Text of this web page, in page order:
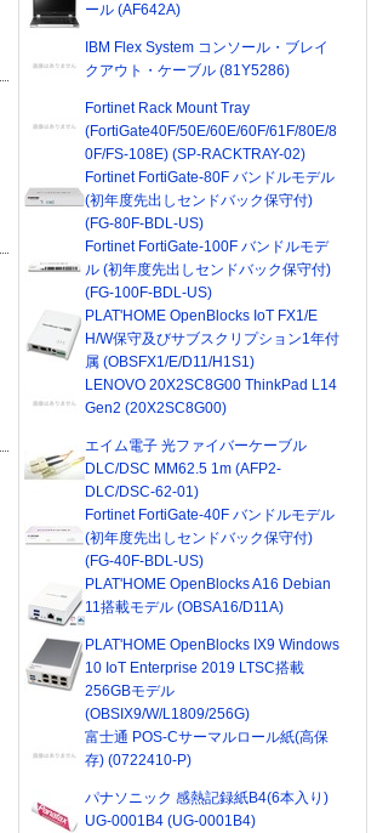
ール (AF642A)
IBM Flex System コンソール・ブレイ
クアウト・ケーブル (81Y5286)
Fortinet Rack Mount Tray
(FortiGate40F/50E/60E/60F/61F/80E/8
0F/FS-108E) (SP-RACKTRAY-02)
Fortinet FortiGate-80F バンドルモデル
(初年度先出しセンドバック保守付)
(FG-80F-BDL-US)
Fortinet FortiGate-100F バンドルモデ
ル (初年度先出しセンドバック保守付)
(FG-100F-BDL-US)
PLAT'HOME OpenBlocks IoT FX1/E
H/W保守及びサブスクリプション1年付
属 (OBSFX1/E/D11/H1S1)
LENOVO 20X2SC8G00 ThinkPad L14
Gen2 (20X2SC8G00)
エイム電子 光ファイバーケーブル
DLC/DSC MM62.5 1m (AFP2-
DLC/DSC-62-01)
Fortinet FortiGate-40F バンドルモデル
(初年度先出しセンドバック保守付)
(FG-40F-BDL-US)
PLAT'HOME OpenBlocks A16 Debian
11搭載モデル (OBSA16/D11A)
PLAT'HOME OpenBlocks IX9 Windows
10 IoT Enterprise 2019 LTSC搭載
256GBモデル
(OBSIX9/W/L1809/256G)
富士通 POS-Cサーマルロール紙(高保
存) (0722410-P)
パナソニック 感熱記録紙B4(6本入り)
UG-0001B4 (UG-0001B4)